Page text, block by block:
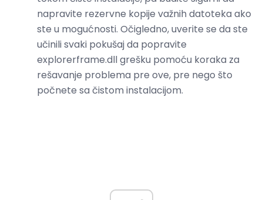
napravite rezervne kopije važnih datoteka ako
ste u mogućnosti. Očigledno, uverite se da ste
učinili svaki pokušaj da popravite
explorerframe.dll grešku pomoću koraka za
rešavanje problema pre ove, pre nego što
počnete sa čistom instalacijom.